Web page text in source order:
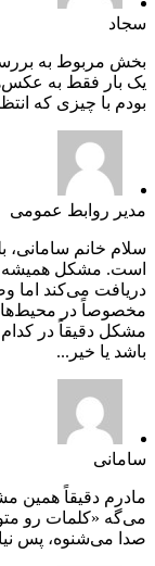
سجاد
بخش مربوط به
یک بار فقط به
بودم با چیزی که
مدیر روابط عمومی
سلام خانم سامانی،
است. مشکل همیشه
دریافت می‌کند اما
مخصوصاً در
مشکل دقیقاً در
باشد یا خیر...
سامانی
مادرم دقیقاً همین
می‌گه «کلمات رو
صدا می‌شنوه، پس